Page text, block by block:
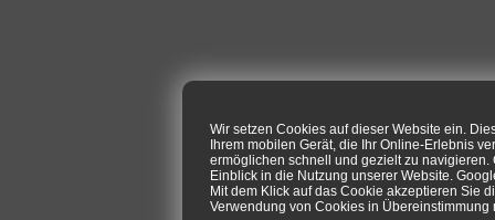
Wir setzen Cookies auf dieser Website ein.
Ihrem mobilen Gerät, die Ihr Online-Erlebnis
ermöglichen schnell und gezielt zu
Einblick in die Nutzung unserer Website.
Mit dem Klick auf das Cookie akzeptieren Sie
Verwendung von Cookies in